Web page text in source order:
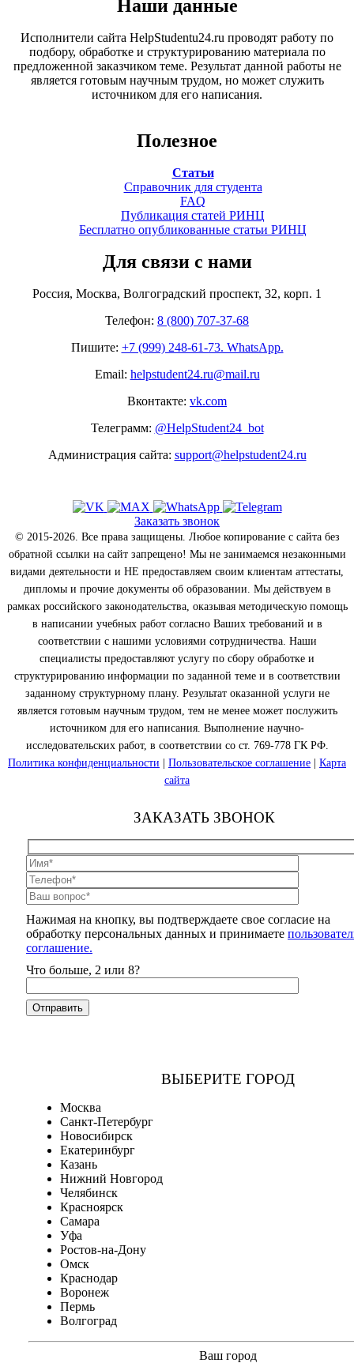
Наши данные
Исполнители сайта HelpStudentu24.ru проводят работу по
подбору, обработке и структурированию материала по
предложенной заказчиком теме. Результат данной работы не
является готовым научным трудом, но может служить
источником для его написания.
Полезное
Статьи
Справочник для студента
FAQ
Публикация статей РИНЦ
Бесплатно опубликованные статьи РИНЦ
Для связи с нами
Россия, Москва, Волгоградский проспект, 32, корп. 1
Телефон: 8 (800) 707-37-68
Пишите: +7 (999) 248-61-73. WhatsApp.
Email: helpstudent24.ru@mail.ru
Вконтакте: vk.com
Телеграмм: @HelpStudent24_bot
Администрация сайта: support@helpstudent24.ru
Заказать звонок
© 2015-2026. Все права защищены. Любое копирование с сайта без
обратной ссылки на сайт запрещено! Мы не занимаемся незаконными
видами деятельности и НЕ предоставляем своим клиентам аттестаты,
дипломы и прочие документы об образовании. Мы действуем в
рамках российского законодательства, оказывая методическую помощь
в написании учебных работ согласно Ваших требований и в
соответствии с нашими условиями сотрудничества. Наши
специалисты предоставляют услугу по сбору обработке и
структурированию информации по заданной теме и в соответствии
заданному структурному плану. Результат оказанной услуги не
является готовым научным трудом, тем не менее может послужить
источником для его написания. Выполнение научно-
исследовательских работ, в соответствии со ст. 769-778 ГК РФ.
Политика конфиденциальности
Пользовательское соглашение
Карта
сайта
ЗАКАЗАТЬ ЗВОНОК
Нажимая на кнопку, вы подтверждаете свое согласие на
обработку персональных данных и принимаете
соглашение.
Что больше, 2 или 8?
ВЫБЕРИТЕ ГОРОД
Москва
Санкт-Петербург
Новосибирск
Екатеринбург
Казань
Нижний Новгород
Челябинск
Красноярск
Самара
Уфа
Ростов-на-Дону
Омск
Краснодар
Воронеж
Пермь
Волгоград
Ваш город